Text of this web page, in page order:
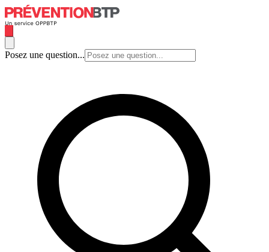
Posez une question...